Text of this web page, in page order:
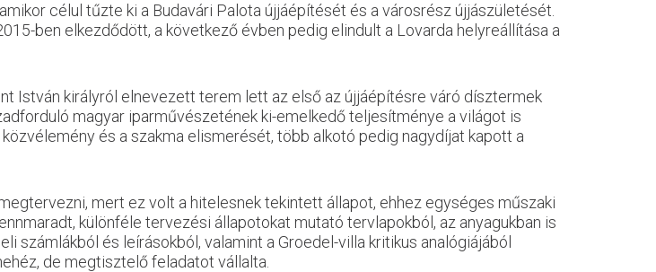
célul tűzte ki a Budavári Palota újjáépítését és a városrész újjászületését.
ben elkezdődött, a következő évben pedig elindult a Lovarda helyreállítása a
István királyról elnevezett terem lett az első az újjáépítésre váró dísztermek
magyar iparművészetének ki-emelkedő teljesítménye a világot is
és a szakma elismerését, több alkotó pedig nagydíjat kapott a
mert ez volt a hitelesnek tekintett állapot, ehhez egységes műszaki
különféle tervezési állapotokat mutató tervlapokból, az anyagukban is
és leírásokból, valamint a Groedel-villa kritikus analógiájából
de megtisztelő feladatot vállalta.